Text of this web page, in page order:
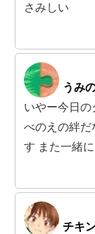
さみしい
うみ
いやー今日
べのえの絆だ
す また一緒
チキ